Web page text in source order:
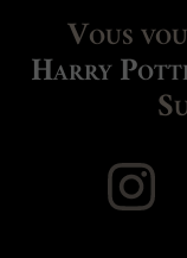
Vous
Harry